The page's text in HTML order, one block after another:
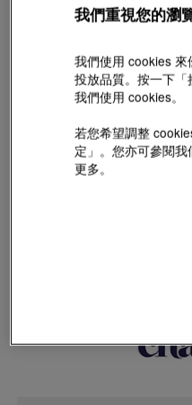
我們重視您的瀏
我們使用 cookies
投放品質。按一下
我們使用 cookies。
若您希望調整
定」。您亦可參閱我
更多。